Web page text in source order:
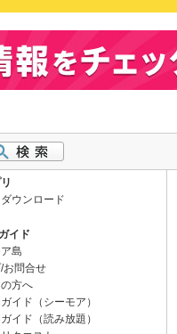
ウンロード
イド
島
お問合せ
方へ
イド（シーモア）
イド（読み放題）